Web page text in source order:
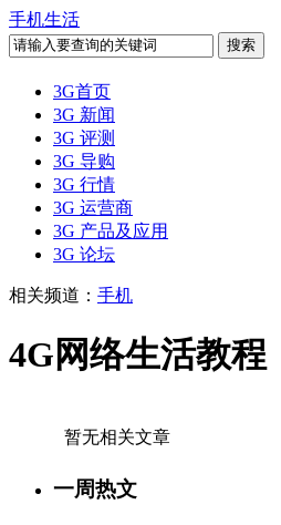
手机生活
3G首页
3G 新闻
3G 评测
3G 导购
3G 行情
3G 运营商
3G 产品及应用
3G 论坛
相关频道： 手机
4G网络生活教程
暂无相关文章
一周热文